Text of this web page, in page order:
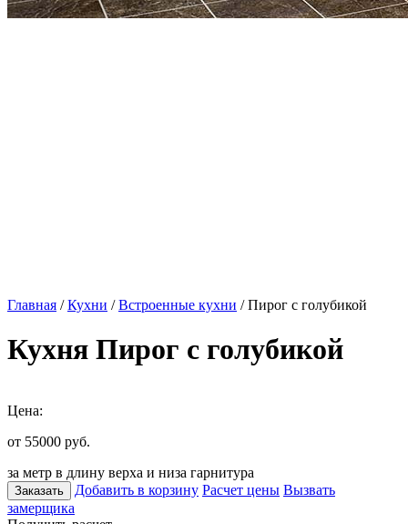
Главная /Кухни /Встроенные кухни / Пирог с голубикой
Кухня Пирог с голубикой
Цена:
от 55000 руб.
за метр в длину верха и низа гарнитура
Заказать Добавить в корзину Расчет цены Вызвать
замерщика